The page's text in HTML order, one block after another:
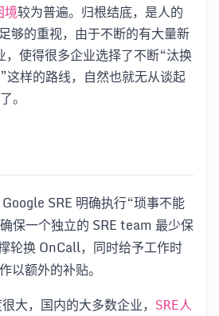
境较为普遍。归根结底，是人的
够的重视，由于不断的有大量新
使得很多企业选择了不断“汰换
这样的路线，自然也就无从谈起
。
SRE 明确执行“琐事不能
保一个独立的 SRE team 最少保
轮换 OnCall，同时给予工作时
以额外的补贴。
大，国内的大多数企业， SRE人